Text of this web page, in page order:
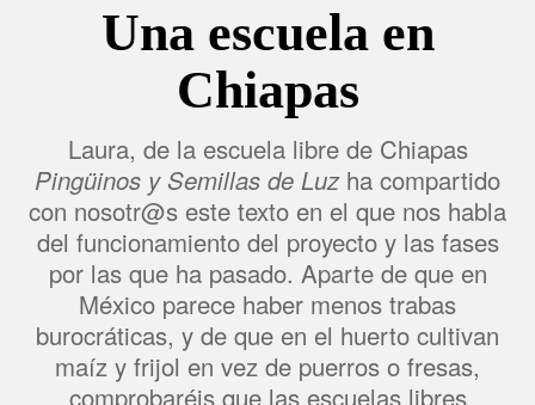
Una escuela en
Chiapas
Laura, de la escuela libre de Chiapas
Pingüinos y Semillas de Luzha compartido
con nosotr@s este texto en el que nos habla
del funcionamiento del proyecto y las fases
por las que ha pasado. Aparte de que en
México parece haber menos trabas
burocráticas, y de que en el huerto cultivan
maíz y frijol en vez de puerros o fresas,
comprobaréis que las escuelas libres